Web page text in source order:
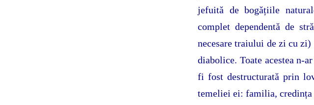
jefuită de bogățiile
complet dependentă de
necesare traiului de zi cu zi)
diabolice. Toate acestea n-
fi fost destructurată prin
temeliei ei: familia,